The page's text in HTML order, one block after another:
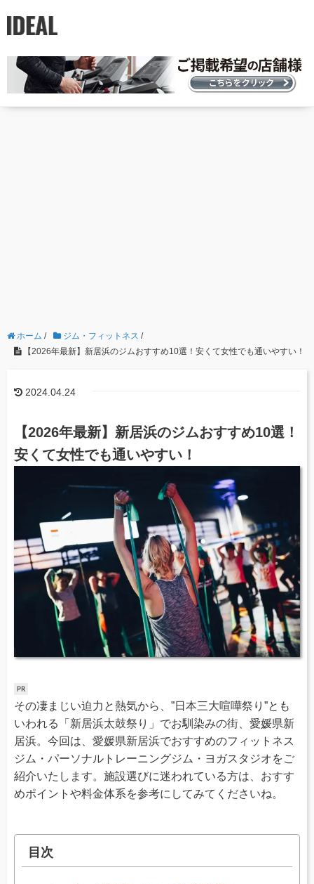
ホーム / ジム・フィットネス /
【2026年最新】新居浜のジムおすすめ10選！安くて女性でも通いやすい！
2024.04.24
【2026年最新】新居浜のジムおすすめ10選！
安くて女性でも通いやすい！
その凄まじい迫力と熱気から、”日本三大喧嘩祭り”とも
いわれる「新居浜太鼓祭り」でお馴染みの街、愛媛県新
居浜。今回は、愛媛県新居浜でおすすめのフィットネス
ジム・パーソナルトレーニングジム・ヨガスタジオをご
紹介いたします。施設選びに迷われている方は、おすす
めポイントや料金体系を参考にしてみてくださいね。
目次